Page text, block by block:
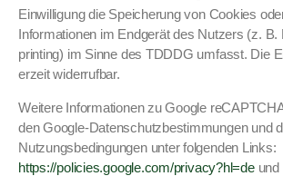
Ein­willi­gung die Spe­icherung von Cook­ies
Infor­ma­tio­nen im Endgerät des Nutzers (z.
print­ing) im Sinne des TDDDG umfasst. Die
erzeit wider­ruf­bar.
Weit­ere Infor­ma­tio­nen zu Google
den Google-Daten­schutzbes­tim­mungen und
Nutzungs­be­din­gun­gen unter fol­gen­den Links:
https://policies.google.com/privacy?hl=deund